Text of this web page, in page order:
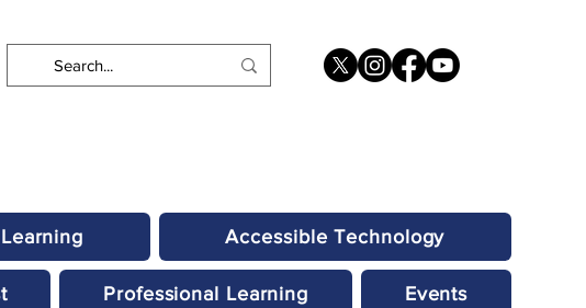
Accessible Technology
Professional Learning Events